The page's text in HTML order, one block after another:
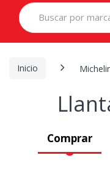
Search
for:
Inicio
Comprar